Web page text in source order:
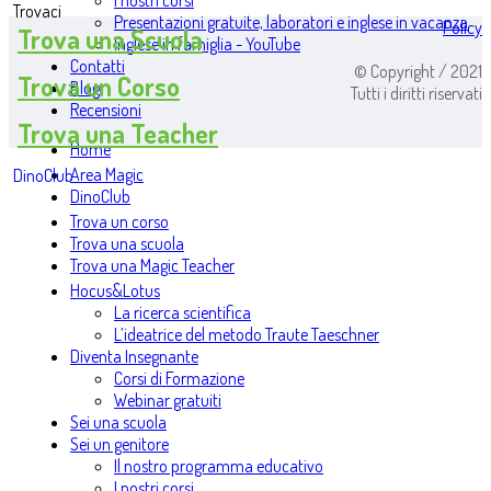
Presentazioni gratuite, laboratori e inglese in vacanza
Inglese in famiglia - YouTube
Contatti
Blog
Recensioni
Home
Area Magic
DinoClub
Trova un corso
Trova una scuola
Trova una Magic Teacher
Hocus&Lotus
La ricerca scientifica
L’ideatrice del metodo Traute Taeschner
Diventa Insegnante
Corsi di Formazione
Webinar gratuiti
Sei una scuola
Sei un genitore
Il nostro programma educativo
Trovaci
Trova una Scuola
Trova un Corso
Trova una Teacher
DinoClub
Policy
© Copyright / 2021
Tutti i diritti riservati